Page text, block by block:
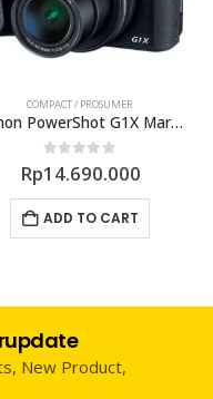
COMPACT / PROSUMER
Canon PowerShot G1X Mark 3 Compact Pocket Camera
0 out of 5
Rp14.690.000
ADD TO CART
New Product,